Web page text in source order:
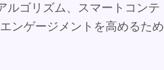
ルゴリズム、スマートコンテ
ンゲージメントを高めるため